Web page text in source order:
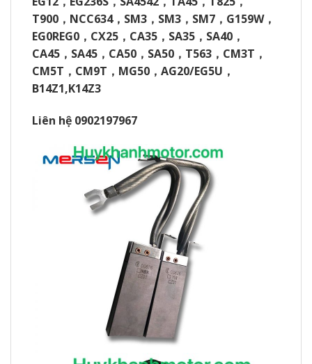
T900 ， NCC634， SM3 ， SM3 ， SM7 ， G159W，
EG0REG0 ， CX25 ， CA35 ， SA35 ， SA40 ，
CA45 ， SA45 ， CA50 ， SA50 ， T563 ， CM3T ，
CM5T ， CM9T ， MG50 ， AG20/EG5U ，
B14Z1,K14Z3
Liên hệ 0902197967